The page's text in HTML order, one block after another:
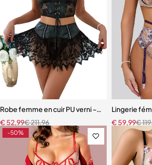
Robe femme en cuir PU verni – Dentelle à cils
€211,96
€ 52,99
Lingerie
€
€ 59,99
-50%